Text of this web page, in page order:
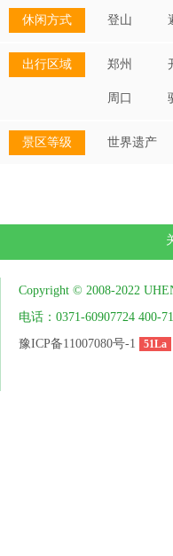
休闲方式 登山
出行区域 郑州
周口
景区等级 世界遗产
Copyright © 2008-2022
电话：0371-60907724 400-
豫ICP备11007080号-1
51La